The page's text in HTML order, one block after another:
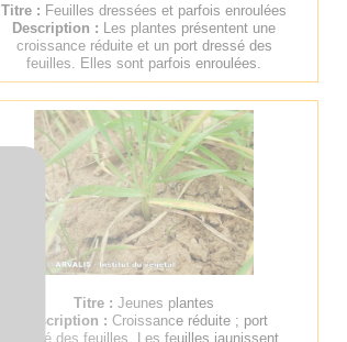
Titre : Feuilles dressées et parfois enroulées
Description :
Les plantes présentent une
croissance réduite et un port dressé des
feuilles. Elles sont parfois enroulées.
Titre : Jeunes plantes
Description : Croissance réduite ; port
dressé des feuilles. Les feuilles jaunissent